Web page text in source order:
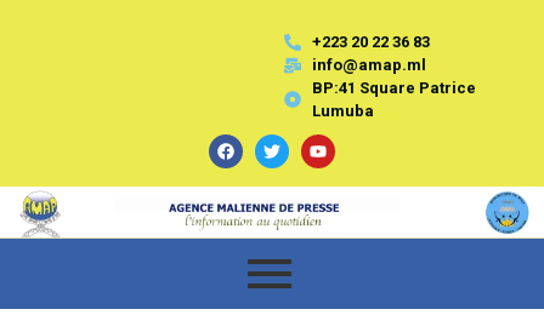
+223 20 22 36 83
info@amap.ml
BP:41 Square Patrice
Lumuba